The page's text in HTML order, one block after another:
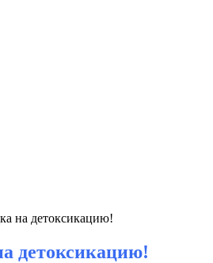
детоксикацию!